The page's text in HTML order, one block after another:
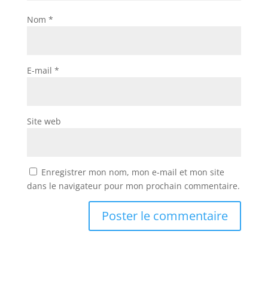
Nom *
E-mail *
Site web
Enregistrer mon nom, mon e-mail et mon site
dans le navigateur pour mon prochain commentaire.